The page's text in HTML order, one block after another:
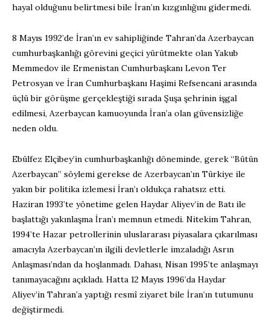
hayal olduğunu belirtmesi bile İran’ın kızgınlığını gidermedi.
8 Mayıs 1992’de İran’ın ev sahipliğinde Tahran’da Azerbaycan
cumhurbaşkanlığı görevini geçici yürütmekte olan Yakub
Memmedov ile Ermenistan Cumhurbaşkanı Levon Ter
Petrosyan ve İran Cumhurbaşkanı Haşimi Refsencani arasında
üçlü bir görüşme gerçekleştiği sırada Şuşa şehrinin işgal
edilmesi, Azerbaycan kamuoyunda İran’a olan güvensizliğe
neden oldu.
Ebülfez Elçibey’in cumhurbaşkanlığı döneminde, gerek “Bütün
Azerbaycan” söylemi gerekse de Azerbaycan’ın Türkiye ile
yakın bir politika izlemesi İran’ı oldukça rahatsız etti.
Haziran 1993’te yönetime gelen Haydar Aliyev’in de Batı ile
başlattığı yakınlaşma İran’ı memnun etmedi. Nitekim Tahran,
1994’te Hazar petrollerinin uluslararası piyasalara çıkarılması
amacıyla Azerbaycan’ın ilgili devletlerle imzaladığı Asrın
Anlaşması’ndan da hoşlanmadı. Dahası, Nisan 1995’te anlaşmayı
tanımayacağını açıkladı. Hatta 12 Mayıs 1996’da Haydar
Aliyev’in Tahran’a yaptığı resmî ziyaret bile İran’ın tutumunu
değiştirmedi.